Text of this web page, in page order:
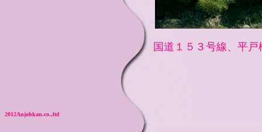
2012Anjohkan.co.,ltd
国道１５３号線、平